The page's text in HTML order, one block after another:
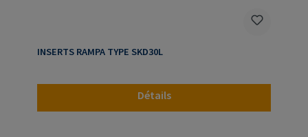
INSERTS RAMPA TYPE SKD30L
Détails